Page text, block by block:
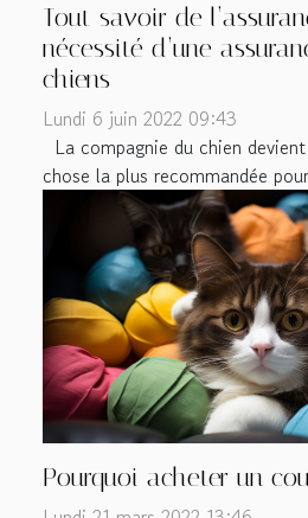
Tout savoir de
nécessité d’une
chiens
Lundi 6 juin 2022 09:43
La compagnie du chien
chose la plus recommandée
Pourquoi acheter un